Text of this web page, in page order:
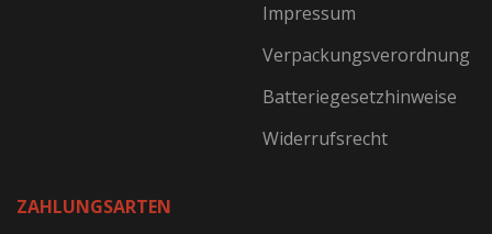
Impressum
Verpackungsverordnung
Batteriegesetzhinweise
Widerrufsrecht
ZAHLUNGSARTEN